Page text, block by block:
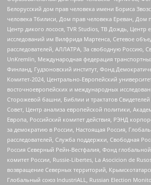
Белорусский дом прав человека имени Бориса
человека Тбилиси, Дом прав человека Ереван, Дом
Центр дикого лосося, TVR Studios, ТВ Дождь, Центр
исследований им Вилфрида Мартенса, Сетевое
расследователей, АЛЛАТРА, За свободную Россию,
UnKremlin, Международная федерация
Финланд, Гудзоновский институт, Фонд
Комитет-2024, Центрально-Европейский
восточноевропейских и международных
Сторожевой башни, Библии и трактатов
Совет, Центр анализа европейской политики,
Европа, Российский комитет действия, РЭНД
за демократию в России, Настоящая Россия,
расследователей, Служба поддержки, Свободная
Россия Северный Рейн-Вестфалия, Фонд
комитет России, Russie-Libertes, La Asocicion de
возвращение Северных территорий,
Глобальный союз IndustriALL, Russian Election